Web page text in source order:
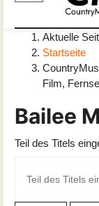
Aktuelle
Startseite
Film,
Bailee
Teil des Titels